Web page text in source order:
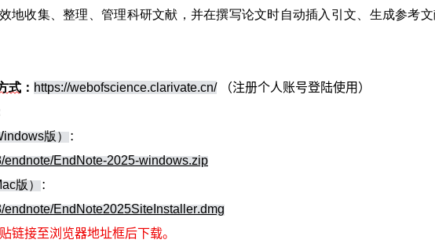
地收集、整理、管理科研文献，并在撰写论文时自动插入引文、生成参考
式 ： https://webofscience.clarivate.cn/（注册个人账号登陆使用）
版）：
endnote/EndNote-2025-windows.zip
版）：
endnote/EndNote2025SiteInstaller.dmg
链接至浏览器地址框后下载。